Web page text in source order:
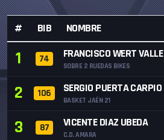
# BIB NOMBRE
1 74 FRANCISCO WERT VALLE
SOBRE 2 RUEDAS BIKES
2 106 SERGIO PUERTA CARPIO
BASKET JAÉN 21
3 87 VICENTE DIAZ UBEDA
C.D. AMARA